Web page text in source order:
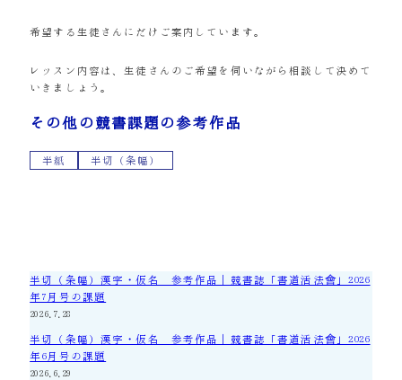
希望する生徒さんにだけご案内しています。
レッスン内容は、生徒さんのご希望を伺いながら相談して決めて
いきましょう。
その他の競書課題の参考作品
半紙 半切（条幅）
半切（条幅）漢字・仮名 参考作品｜競書誌「書道活法會」2026
年7月号の課題
2026.7.28
半切（条幅）漢字・仮名 参考作品｜競書誌「書道活法會」2026
年6月号の課題
2026.6.29